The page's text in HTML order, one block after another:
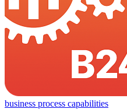
business process capabilities